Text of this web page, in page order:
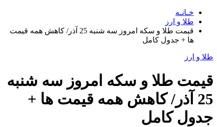
خـانـه
طلا و ارز
قیمت طلا و سکه امروز سه شنبه 25 آذر/ کاهش همه قیمت
ها + جدول کامل
طلا و ارز
قیمت طلا و سکه امروز سه شنبه
25 آذر/ کاهش همه قیمت ها +
جدول کامل